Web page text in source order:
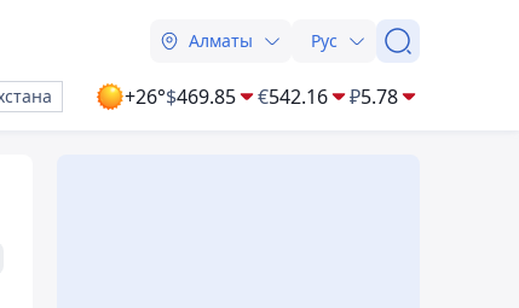
Алматы Рус
+26°$469.85 €542.16 ₽5.78